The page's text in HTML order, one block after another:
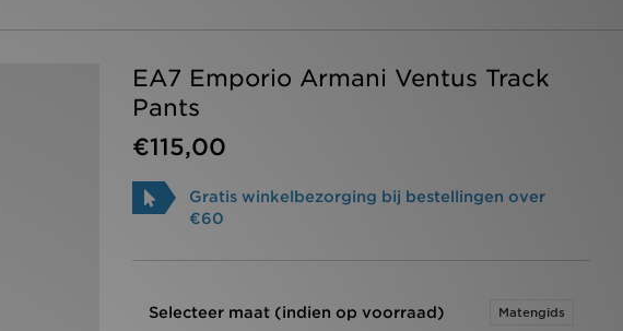
EA7 Emporio Armani Ventus Track
Pants
€115,00
Gratis winkelbezorging bij bestellingen over
€60
Selecteer maat (indien op voorraad) Matengids